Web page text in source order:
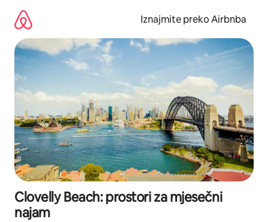
sadržaj
Iznajmite preko Airbnba
Clovelly Beach: prostori za mjesečni
najam